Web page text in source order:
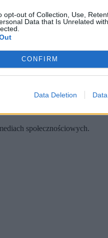
opt-out of Collection, Use,
Data that Is Unrelated
CONFIRM
Data Deletion
stolicę Ukrainy. 24 maja 2026 r. (fot.
OBWE ds. Współpracy
ataki na cele
działań,
ONZ, posiedzenia
społecznościowych.